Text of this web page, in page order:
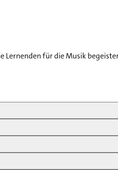
Lernenden für die Musik